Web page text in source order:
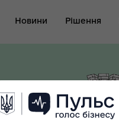
Новини Рішення
міського
міської